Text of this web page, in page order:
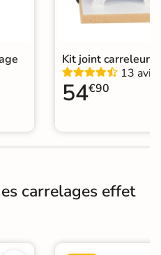
Ancien carrelage
Kit joint carreleur
13 avis
54€90
carrelages effet